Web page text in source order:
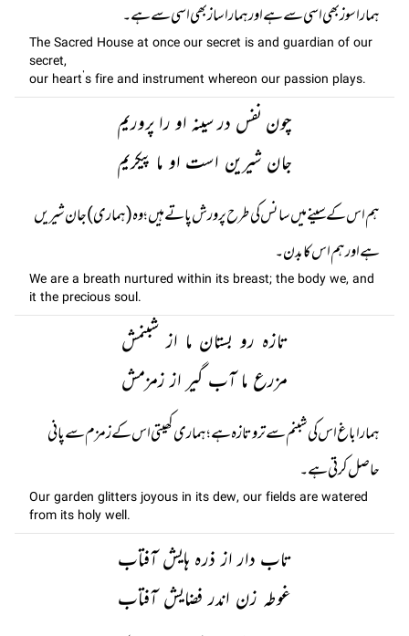
ہمارا سوز بھی اسی سے ہے اور ہمارا ساز بھی اسی سے ہے۔
The Sacred House at once our secret is and guardian of our
secret,
our heart’s fire and instrument whereon our passion plays.
چون نفس در سینہ او را پروریم
جان شیرین است او ما پیکریم
ہم اس کے سینے میں سانس کی طرح پرورش پاتے ہیں؛ وہ (ہماری) جان شیریں
ہے اور ہم اس کا بدن۔
We are a breath nurtured within its breast; the body we, and
it the precious soul.
تازہ رو بستان ما از شبنمش
مزرع ما آب گیر از زمزمش
ہمارا باغ اس کی شبنم سے تر و تازہ ہے؛ ہماری کھیتی اس کے زمزم سے پانی
حاصل کرتی ہے۔
Our garden glitters joyous in its dew, our fields are watered
from its holy well.
تاب دار از ذرہ ہایش آفتاب
غوطہ زن اندر فضایش آفتاب